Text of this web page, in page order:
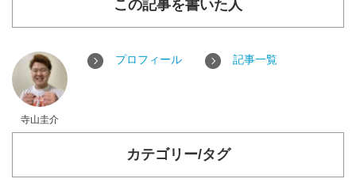
この記事を書いた人
寺山圭介
プロフィール 記事一覧
カテゴリー/タグ